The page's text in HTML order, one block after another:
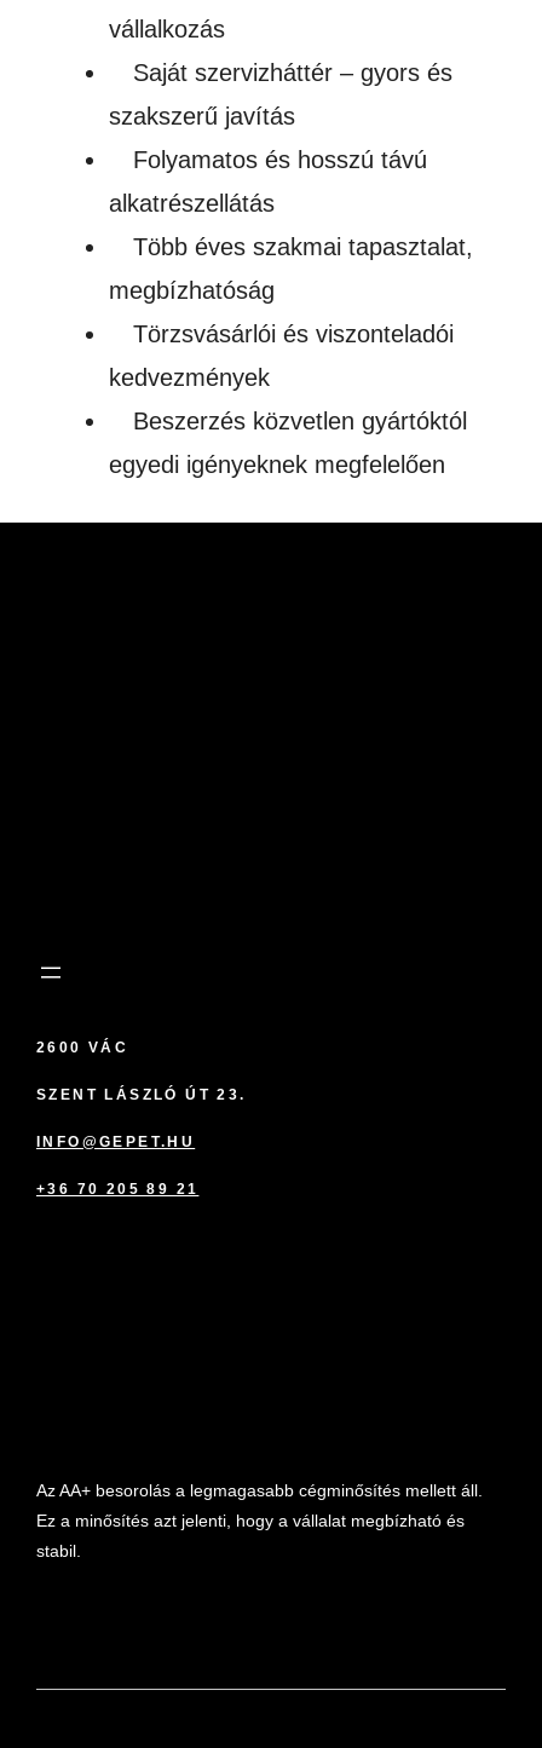
vállalkozás
Saját szervizháttér – gyors és
szakszerű javítás
Folyamatos és hosszú távú
alkatrészellátás
Több éves szakmai tapasztalat,
megbízhatóság
Törzsvásárlói és viszonteladói
kedvezmények
Beszerzés közvetlen gyártóktól
egyedi igényeknek megfelelően
2600 VÁC
SZENT LÁSZLÓ ÚT 23.
INFO@GEPET.HU
+36 70 205 89 21
Az AA+ besorolás a legmagasabb cégminősítés mellett áll.
Ez a minősítés azt jelenti, hogy a vállalat megbízható és
stabil.